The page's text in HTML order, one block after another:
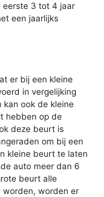
eerste 3 tot 4 jaar
een jaarlijks
er bij een kleine
in vergelijking
kan ook de kleine
hebben op de
deze beurt is
om bij een
kleine beurt te laten
auto meer dan 6
beurt alle
worden, worden er